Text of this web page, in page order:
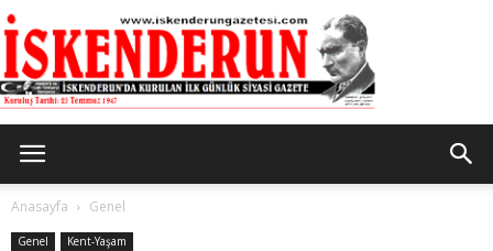
Anasayfa Genel
Genel Kent-Yaşam